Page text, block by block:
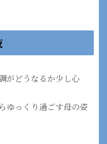
がどうなるか少し心
ゆっくり過ごす母の姿